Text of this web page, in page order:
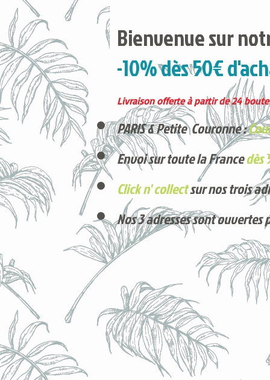
Bienvenue sur
-10% dès 50€
Livraison offerte à partir de 24
PARIS & Petite Couronne :
Envoi sur toute la Francedès
Click n' collectsur nos trois
Nos 3 adresses sont
Voici nos derniers arrivages !
Produits phares